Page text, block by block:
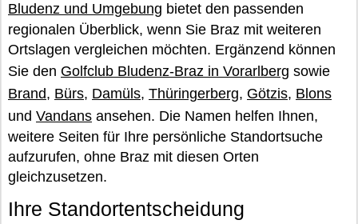
Bludenz und Umgebung bietet den passenden
regionalen Überblick, wenn Sie Braz mit weiteren
Ortslagen vergleichen möchten. Ergänzend können
Sie den Golfclub Bludenz-Braz in Vorarlberg sowie
Brand, Bürs, Damüls, Thüringerberg, Götzis, Blons
und Vandans ansehen. Die Namen helfen Ihnen,
weitere Seiten für Ihre persönliche Standortsuche
aufzurufen, ohne Braz mit diesen Orten
gleichzusetzen.
Ihre Standortentscheidung